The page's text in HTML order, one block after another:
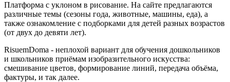
Платформа с уклоном в рисование. На сайте предлагаются
различные темы (сезоны года, животные, машины, еда), а
также ознакомление с подборками для детей разных возрастов
(от двух до девяти лет).
RisuemDoma - неплохой вариант для обучения дошкольников
и школьников приёмам изобразительного искусства:
смешивание цветов, формирование линий, передача объёма,
фактуры, и так далее.